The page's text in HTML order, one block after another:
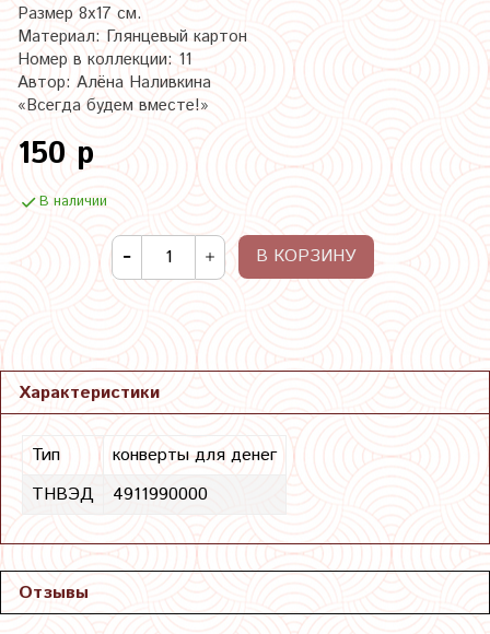
Размер 8х17 см.
Материал: Глянцевый картон
Номер в коллекции: 11
Автор: Алёна Наливкина
«Всегда будем вместе!»
150 р
В наличии
В КОРЗИНУ
Характеристики
Тип
конверты для денег
ТНВЭД
4911990000
Отзывы